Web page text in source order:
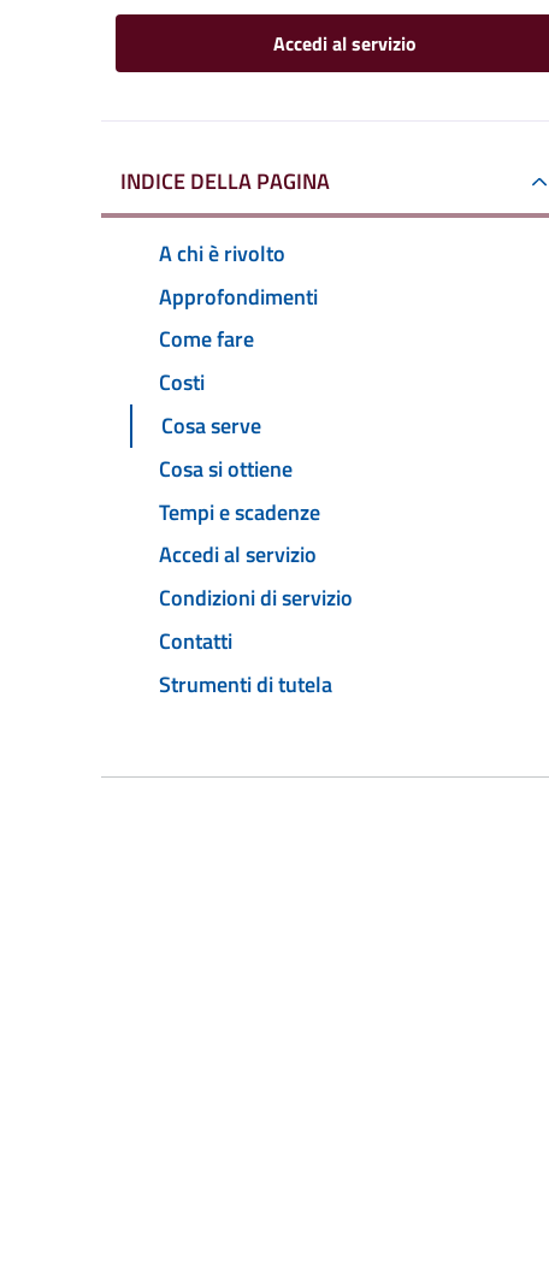
Accedi al servizio
INDICE DELLA PAGINA
A chi è rivolto
Approfondimenti
Come fare
Costi
Cosa serve
Cosa si ottiene
Tempi e scadenze
Accedi al servizio
Condizioni di servizio
Contatti
Strumenti di tutela